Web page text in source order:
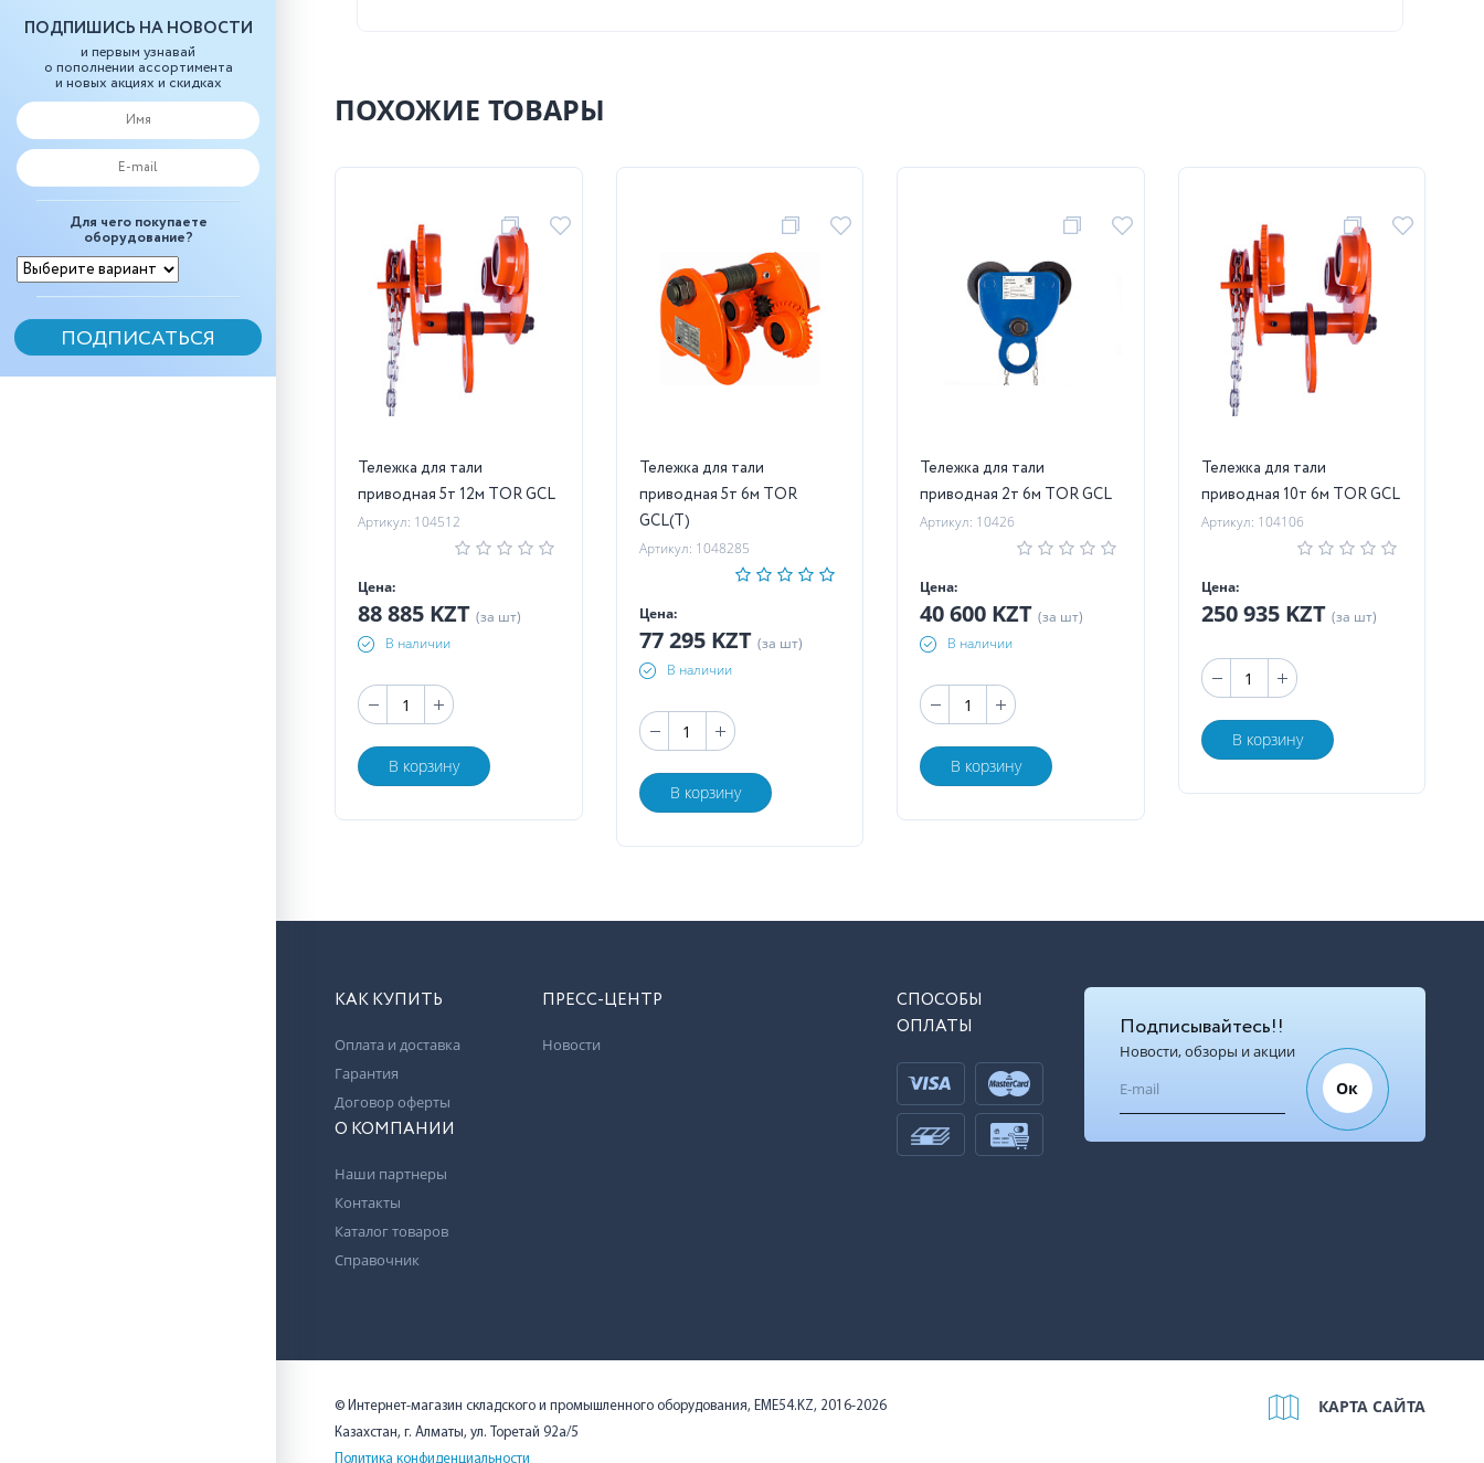
ПОДПИШИСЬ НА НОВОСТИ
и первым узнавай
о пополнении ассортимента
и новых акциях и скидках
Для чего покупаете
оборудование?
ПОХОЖИЕ ТОВАРЫ
Тележка для тали
приводная 5т 12м TOR GCL
Артикул: 104512
Цена:
88 885 KZT (за шт)
В наличии
В корзину
Тележка для тали
приводная 5т 6м TOR
GCL(T)
Артикул: 1048285
Цена:
77 295 KZT (за шт)
В наличии
В корзину
Тележка для тали
приводная 2т 6м TOR GCL
Артикул: 10426
Цена:
40 600 KZT (за шт)
В наличии
В корзину
Тележка для тали
приводная 10т 6м TOR GCL
Артикул: 104106
Цена:
250 935 KZT (за шт)
В корзину
КАК КУПИТЬ
Оплата и доставка
Гарантия
Договор оферты
ПРЕСС-ЦЕНТР
Новости
О КОМПАНИИ
Наши партнеры
Контакты
Каталог товаров
Справочник
СПОСОБЫ
ОПЛАТЫ
Подписывайтесь!!
Новости, обзоры и акции
Ок
© Интернет-магазин складского и промышленного оборудования, EME54.KZ, 2016-2026
Казахстан, г. Алматы, ул. Торетай 92а/5
Политика конфиденциальности
КАРТА САЙТА